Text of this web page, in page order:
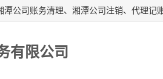
有限公司